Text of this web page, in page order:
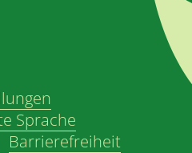
Sprache
Barrierefreiheit